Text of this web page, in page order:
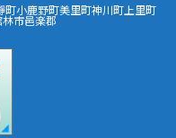
町小鹿野町美里町神川町 上里町
林市邑楽郡